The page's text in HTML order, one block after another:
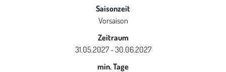
Saisonzeit
Vorsaison
Zeitraum
31.05.2027 - 30.06.2027
min. Tage